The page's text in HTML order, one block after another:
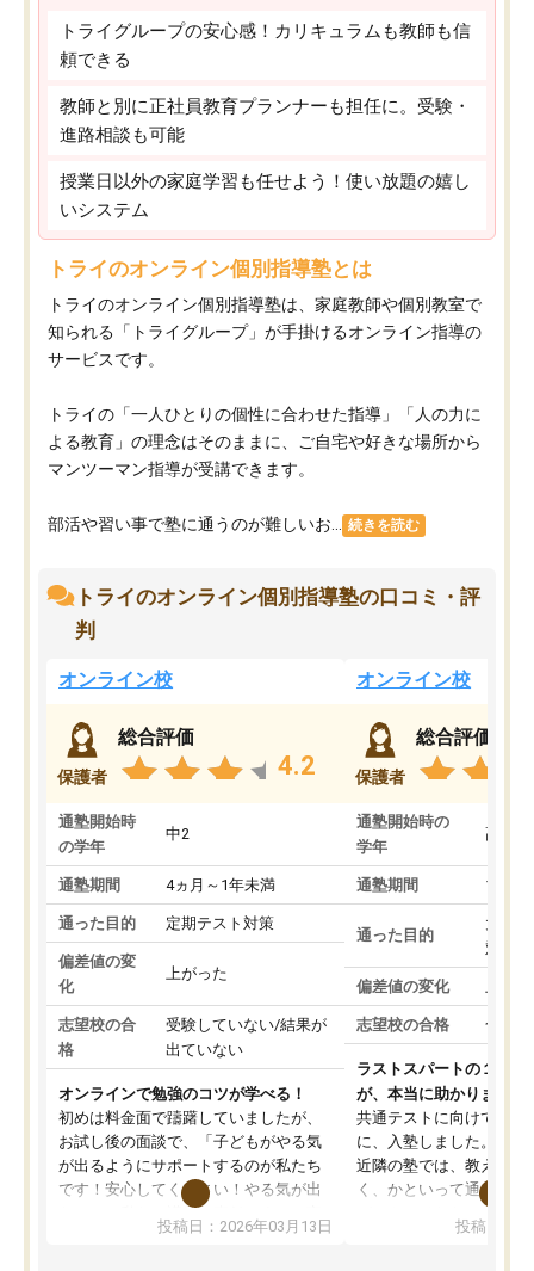
トライグループの安心感！カリキュラムも教師も信
頼できる
教師と別に正社員教育プランナーも担任に。受験・
進路相談も可能
授業日以外の家庭学習も任せよう！使い放題の嬉し
いシステム
トライのオンライン個別指導塾とは
トライのオンライン個別指導塾は、家庭教師や個別教室で
知られる「トライグループ」が手掛けるオンライン指導の
サービスです。
トライの「一人ひとりの個性に合わせた指導」「人の力に
よる教育」の理念はそのままに、ご自宅や好きな場所から
マンツーマン指導が受講できます。
部活や習い事で塾に通うのが難しいお... 続きを読む
トライのオンライン個別指導塾の口コミ・評
判
オンライン校
保護者
総合評価
4.2
通塾開始時
の学年
中2
通塾期間 4ヵ月～1年未満
通った目的 定期テスト対策
偏差値の変
化
上がった
志望校の合
格
受験していない/結果が
出ていない
オンラインで勉強のコツが学べる！
初めは料金面で躊躇していましたが、
お試し後の面談で、「子どもがやる気
が出るようにサポートするのが私たち
です！安心してください！やる気が出
ないのは私たち講師の責任です」と言
ってくださり、確かに！と考えて、思
投稿日：2026年03月13日
オンライン校
保護者
総合評価
通塾開始時の
学年
高3
通塾期間 1～3
通った目的
大学
対策
偏差値の変化 上が
志望校の合格 合格
ラストスパートの１か月
が、本当に助かりました
共通テストに向けての追
に、入塾しました。田舎
近隣の塾では、教えても
く、かといって通うには
可能なので本当に助か
投稿日：